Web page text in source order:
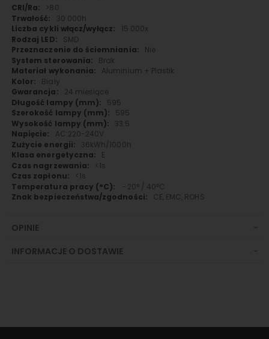
>80
30 000h
15 000x
SMD
Nie
Brak
Aluminium + Plastik
Biały
24 miesiące
595
595
33.5
AC:220-240V
36kWh/1000h
E
<1s
<1s
-20° / 40°C
CE, EMC, ROHS
OPINIE
INFORMACJE O DOSTAWIE